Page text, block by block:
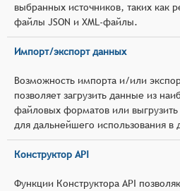
выбранных источников, таких как
файлы JSON и XML-файлы.
Импорт/экспорт данных
Возможность импорта и/или
позволяет загрузить данные из
файловых форматов или
для дальнейшего использования в
Конструктор API
Функции Конструктора API